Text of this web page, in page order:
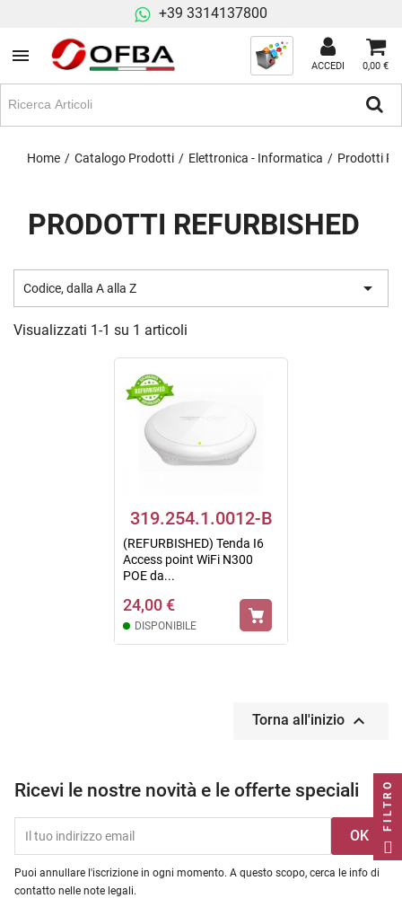
+39 3314137800
ACCEDI 0,00 €
Home Catalogo Prodotti Elettronica - Informatica Prodotti
PRODOTTI REFURBISHED
Codice, dalla A alla Z 
Visualizzati 1-1 su 1 articoli
319.254.1.0012-B
(REFURBISHED) Tenda I6
Access point WiFi N300
POE da...
24,00 €
DISPONIBILE
Torna all'inizio 
Ricevi le nostre novità e le offerte speciali
Puoi annullare l'iscrizione in ogni momento. A questo scopo, cerca le info di
contatto nelle note legali.
FILTRO